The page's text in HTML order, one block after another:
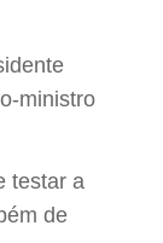
ministro
testar a
de